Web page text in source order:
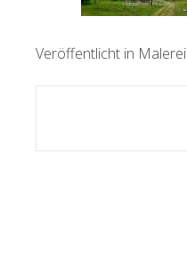
Veröffentlicht in Malerei
Navigation